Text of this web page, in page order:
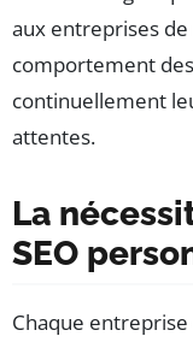
aux entreprises
comportement
continuellement
attentes.
La
SEO
Chaque